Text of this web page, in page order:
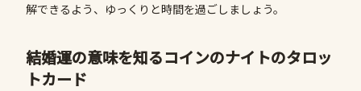
解できるよう、ゆっくりと時間を過ごしましょう。
結婚運の意味を知るコインのナイトのタロッ
トカード